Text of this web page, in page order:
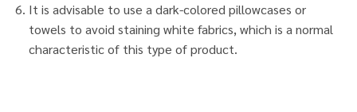
It is advisable to use a dark-colored pillowcases or
towels to avoid staining white fabrics, which is a normal
characteristic of this type of product.